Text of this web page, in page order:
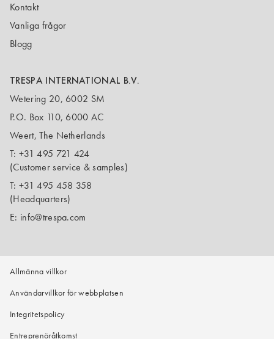
Kontakt
Vanliga frågor
Blogg
TRESPA INTERNATIONAL B.V.
Wetering 20, 6002 SM
P.O. Box 110, 6000 AC
Weert, The Netherlands
T: +31 495 721 424
(Customer service & samples)
T: +31 495 458 358
(Headquarters)
E: info@trespa.com
Allmänna villkor
Användarvillkor för webbplatsen
Integritetspolicy
Entreprenöråtkomst